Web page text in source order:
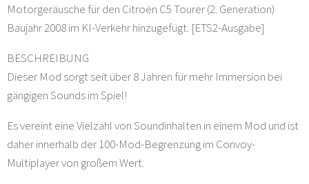
Motorgeräusche für den Citroën C5 Tourer (2. Generation)
Baujahr 2008 im KI-Verkehr hinzugefügt. [ETS2-Ausgabe]
BESCHREIBUNG
Dieser Mod sorgt seit über 8 Jahren für mehr Immersion bei
gängigen Sounds im Spiel!
Es vereint eine Vielzahl von Soundinhalten in einem Mod und ist
daher innerhalb der 100-Mod-Begrenzung im Convoy-
Multiplayer von großem Wert.